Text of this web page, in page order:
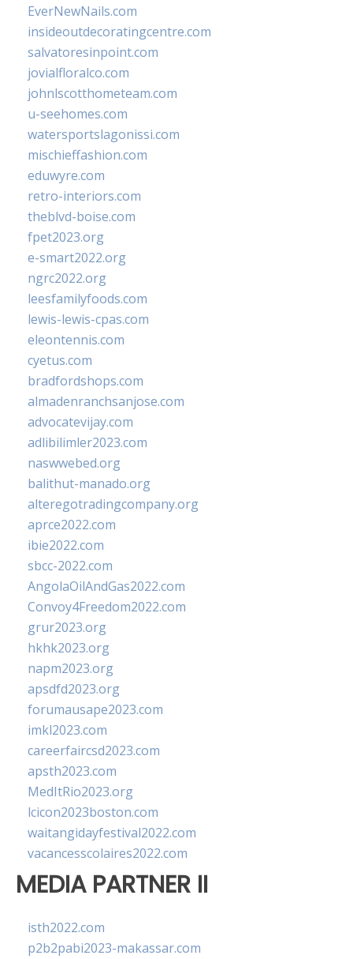
EverNewNails.com
insideoutdecoratingcentre.com
salvatoresinpoint.com
jovialfloralco.com
johnlscotthometeam.com
u-seehomes.com
watersportslagonissi.com
mischieffashion.com
eduwyre.com
retro-interiors.com
theblvd-boise.com
fpet2023.org
e-smart2022.org
ngrc2022.org
leesfamilyfoods.com
lewis-lewis-cpas.com
eleontennis.com
cyetus.com
bradfordshops.com
almadenranchsanjose.com
advocatevijay.com
adlibilimler2023.com
naswwebed.org
balithut-manado.org
alteregotradingcompany.org
aprce2022.com
ibie2022.com
sbcc-2022.com
AngolaOilAndGas2022.com
Convoy4Freedom2022.com
grur2023.org
hkhk2023.org
napm2023.org
apsdfd2023.org
forumausape2023.com
imkl2023.com
careerfaircsd2023.com
apsth2023.com
MedItRio2023.org
lcicon2023boston.com
waitangidayfestival2022.com
vacancesscolaires2022.com
MEDIA PARTNER II
isth2022.com
p2b2pabi2023-makassar.com